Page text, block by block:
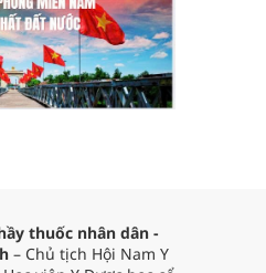
thuốc nhân dân -
– Chủ tịch Hội Nam Y